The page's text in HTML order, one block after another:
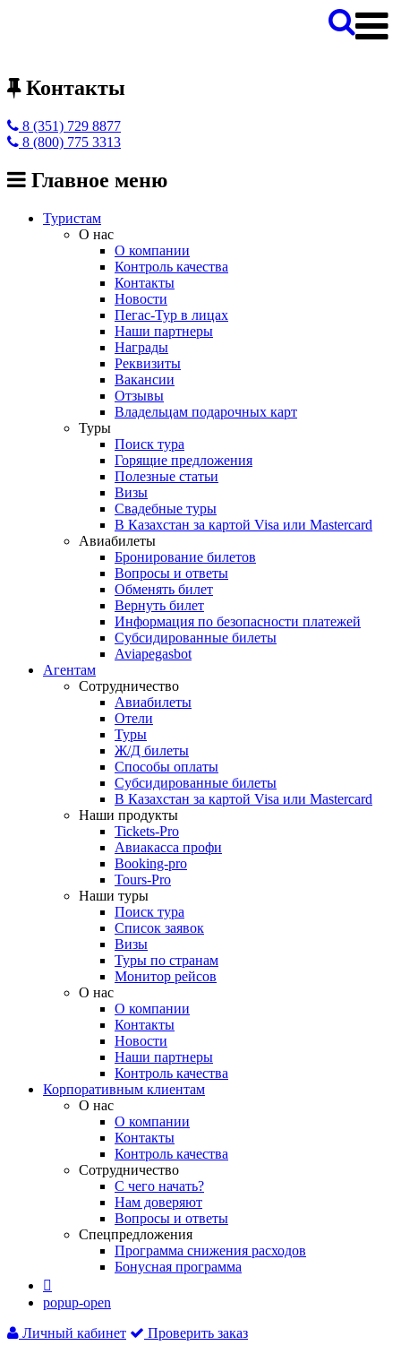
Контакты
8 (351) 729 8877
8 (800) 775 3313
Главное меню
Туристам
О нас
О компании
Контроль качества
Контакты
Новости
Пегас-Тур в лицах
Наши партнеры
Награды
Реквизиты
Вакансии
Отзывы
Владельцам подарочных карт
Туры
Поиск тура
Горящие предложения
Полезные статьи
Визы
Свадебные туры
В Казахстан за картой Visa или Masterсard
Авиабилеты
Бронирование билетов
Вопросы и ответы
Обменять билет
Вернуть билет
Информация по безопасности платежей
Субсидированные билеты
Aviapegasbot
Агентам
Сотрудничество
Авиабилеты
Отели
Туры
Ж/Д билеты
Способы оплаты
Субсидированные билеты
В Казахстан за картой Visa или Masterсard
Наши продукты
Tickets-Pro
Авиакасса профи
Booking-pro
Tours-Pro
Наши туры
Поиск тура
Список заявок
Визы
Туры по странам
Монитор рейсов
О нас
О компании
Контакты
Новости
Наши партнеры
Контроль качества
Корпоративным клиентам
О нас
О компании
Контакты
Контроль качества
Сотрудничество
С чего начать?
Нам доверяют
Вопросы и ответы
Спецпредложения
Программа снижения расходов
Бонусная программа

popup-open
Личный кабинет
Проверить заказ